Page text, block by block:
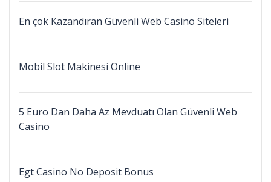
En çok Kazandıran Güvenli Web Casino Siteleri
Mobil Slot Makinesi Online
5 Euro Dan Daha Az Mevduatı Olan Güvenli Web
Casino
Egt Casino No Deposit Bonus